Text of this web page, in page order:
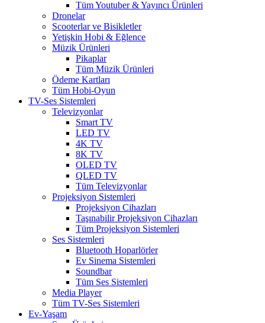
Tüm Youtuber & Yayıncı Ürünleri
Dronelar
Scooterlar ve Bisikletler
Yetişkin Hobi & Eğlence
Müzik Ürünleri
Pikaplar
Tüm Müzik Ürünleri
Ödeme Kartları
Tüm Hobi-Oyun
TV-Ses Sistemleri
Televizyonlar
Smart TV
LED TV
4K TV
8K TV
OLED TV
QLED TV
Tüm Televizyonlar
Projeksiyon Sistemleri
Projeksiyon Cihazları
Taşınabilir Projeksiyon Cihazları
Tüm Projeksiyon Sistemleri
Ses Sistemleri
Bluetooth Hoparlörler
Ev Sinema Sistemleri
Soundbar
Tüm Ses Sistemleri
Media Player
Tüm TV-Ses Sistemleri
Ev-Yaşam